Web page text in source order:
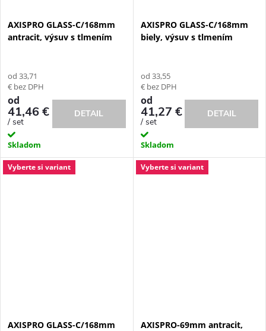
AXISPRO GLASS-C/168mm
antracit, výsuv s tlmením
od 33,71
€ bez DPH
od
41,46 €
/ set
Skladom
DETAIL
AXISPRO GLASS-C/168mm
biely, výsuv s tlmením
od 33,55
€ bez DPH
od
41,27 €
/ set
Skladom
DETAIL
Vyberte si variant
AXISPRO GLASS-C/168mm
Vyberte si variant
AXISPRO-69mm antracit,